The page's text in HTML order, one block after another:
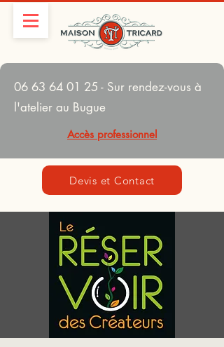
06 63 64 01 25 - Sur rendez-vous à
l'atelier au Bugue
Accès professionnel
Devis et Contact